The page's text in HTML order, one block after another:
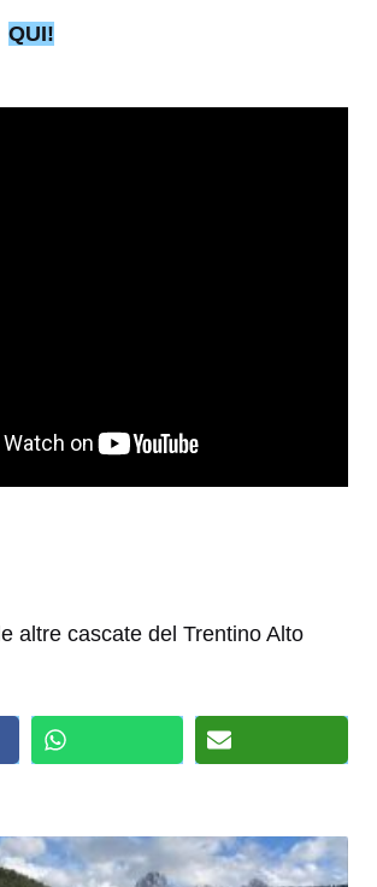
QUI!
le altre cascate del Trentino Alto